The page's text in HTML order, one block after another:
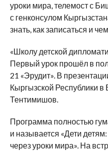
уроки мира, телемост с
с генконсулом
знать, как записаться и
«Школу детской
Первый урок прошёл в
21 «Эрудит». В
Кыргызской Республики в
Тентимишов.
Программа полностью
и называется «Дети
через уроки мира». На